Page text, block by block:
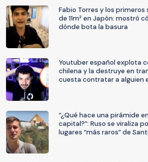
Fabio Torres y los primeros
de 11m² en Japón: mostró
dónde bota la basura
Youtuber español explota
chilena y la destruye en
cuesta contratar a alguien
“¿Qué hace una pirámide
capital?”: Ruso se viraliza
lugares “más raros” de